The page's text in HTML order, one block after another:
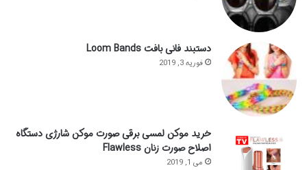
دستبند فانی بافت Loom Bands
فوریه 3, 2019
خرید موکن لمسی برقی صورت موکن شارژی دستگاه
اصلاح صورت زنان Flawless
می 1, 2019